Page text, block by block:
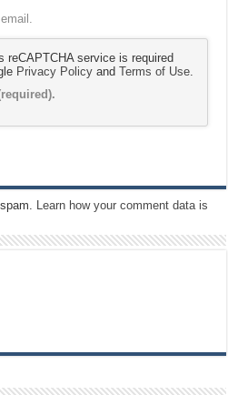
reCAPTCHA service is required
Privacy Policy andTerms of Use
Learn how your comment data is